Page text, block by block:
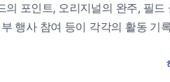
의 포인트, 오리지널의 완주, 필드
행사 참여 등이 각각의 활동 기